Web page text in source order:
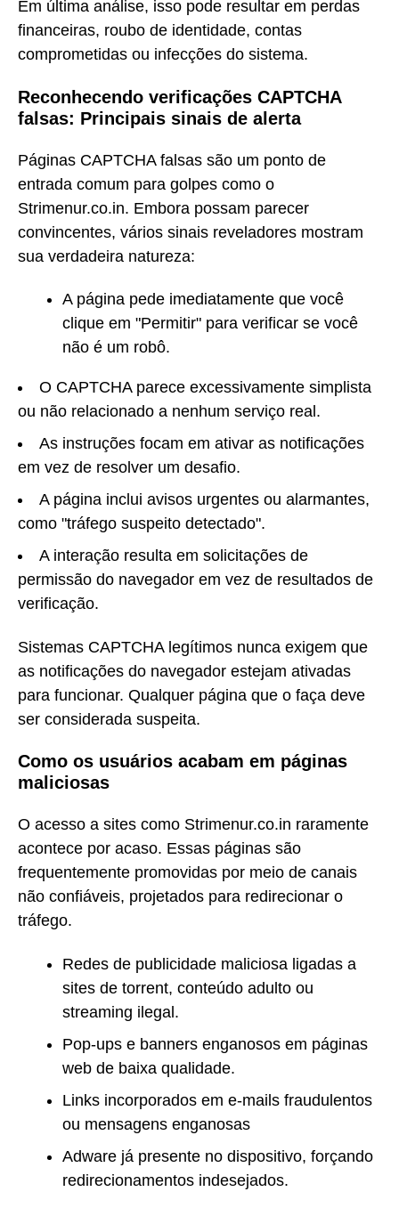
Em última análise, isso pode resultar em perdas
financeiras, roubo de identidade, contas
comprometidas ou infecções do sistema.
Reconhecendo verificações CAPTCHA
falsas: Principais sinais de alerta
Páginas CAPTCHA falsas são um ponto de
entrada comum para golpes como o
Strimenur.co.in. Embora possam parecer
convincentes, vários sinais reveladores mostram
sua verdadeira natureza:
A página pede imediatamente que você
clique em "Permitir" para verificar se você
não é um robô.
O CAPTCHA parece excessivamente simplista
ou não relacionado a nenhum serviço real.
As instruções focam em ativar as notificações
em vez de resolver um desafio.
A página inclui avisos urgentes ou alarmantes,
como "tráfego suspeito detectado".
A interação resulta em solicitações de
permissão do navegador em vez de resultados de
verificação.
Sistemas CAPTCHA legítimos nunca exigem que
as notificações do navegador estejam ativadas
para funcionar. Qualquer página que o faça deve
ser considerada suspeita.
Como os usuários acabam em páginas
maliciosas
O acesso a sites como Strimenur.co.in raramente
acontece por acaso. Essas páginas são
frequentemente promovidas por meio de canais
não confiáveis, projetados para redirecionar o
tráfego.
Redes de publicidade maliciosa ligadas a
sites de torrent, conteúdo adulto ou
streaming ilegal.
Pop-ups e banners enganosos em páginas
web de baixa qualidade.
Links incorporados em e-mails fraudulentos
ou mensagens enganosas
Adware já presente no dispositivo, forçando
redirecionamentos indesejados.